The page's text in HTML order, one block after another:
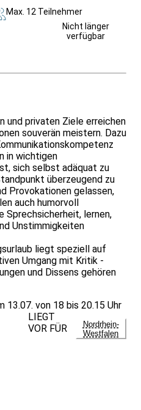
Max. 12 Teilnehmer
Nicht länger
verfügbar
und privaten Ziele erreichen
souverän meistern. Dazu
in wichtigen
sich selbst adäquat zu
überzeugend zu
Provokationen gelassen,
auch humorvoll
Sprechsicherheit, lernen,
Unstimmigkeiten
liegt speziell auf
Umgang mit Kritik -
und Dissens gehören
13.07. von 18 bis 20.15 Uhr
LIEGT
VOR FÜR
Nordrhein-
Westfalen